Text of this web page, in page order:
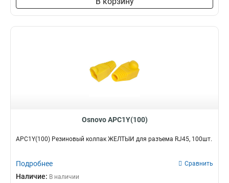
Osnovo APC1Y(100)
APC1Y(100) Резиновый колпак ЖЁЛТЫЙ для разъема RJ45, 100шт.
Подробнее Сравнить
Наличие: В наличии